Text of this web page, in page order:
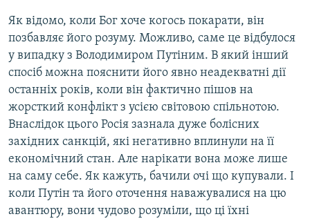
Як відомо, коли Бог хоче когось покарати, він
позбавляє його розуму. Можливо, саме це відбулося
у випадку з Володимиром Путіним. В який інший
спосіб можна пояснити його явно неадекватні дії
останніх років, коли він фактично пішов на
жорсткий конфлікт з усією світовою спільнотою.
Внаслідок цього Росія зазнала дуже болісних
західних санкцій, які негативно вплинули на її
економічний стан. Але нарікати вона може лише
на саму себе. Як кажуть, бачили очі що купували. І
коли Путін та його оточення наважувалися на цю
авантюру, вони чудово розуміли, що ці їхні